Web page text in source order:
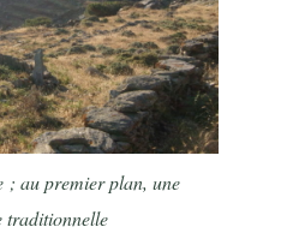
; au premier plan, une
traditionnelle